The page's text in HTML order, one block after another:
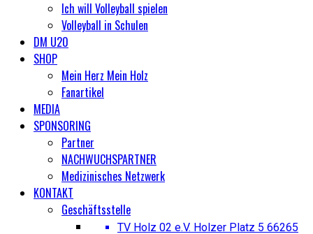
Ich will Volleyball spielen
Volleyball in Schulen
DM U20
SHOP
Mein Herz Mein Holz
Fanartikel
MEDIA
SPONSORING
Partner
NACHWUCHSPARTNER
Medizinisches Netzwerk
KONTAKT
Geschäftsstelle
TV Holz 02 e.V. Holzer Platz 5 66265